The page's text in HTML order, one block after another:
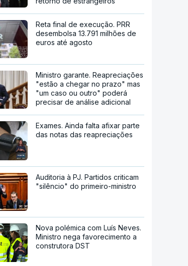
Reta final de execução. PRR
desembolsa 13.791 milhões de
euros até agosto
Ministro garante. Reapreciações
"estão a chegar no prazo" mas
"um caso ou outro" poderá
precisar de análise adicional
Exames. Ainda falta afixar parte
das notas das reapreciações
Auditoria à PJ. Partidos criticam
"silêncio" do primeiro-ministro
Nova polémica com Luís Neves.
Ministro nega favorecimento a
construtora DST